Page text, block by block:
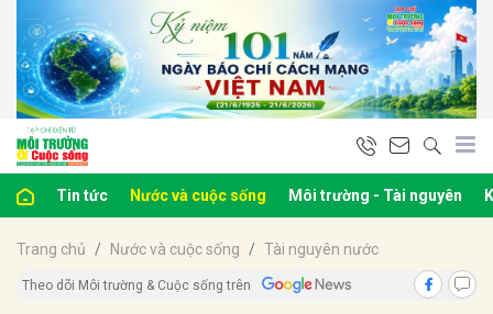
Tin tức Nước và cuộc sống Môi trường - Tài nguyên
Trang chủ Nước và cuộc sống Tài nguyên nước
Theo dõi Môi trường & Cuộc sống trên
luận